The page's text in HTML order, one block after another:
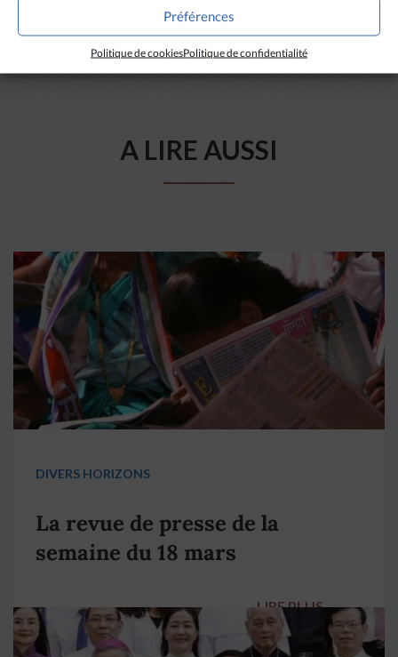
Préférences
Politique de cookiesPolitique de confidentialité
A LIRE AUSSI
DIVERS HORIZONS
La revue de presse de la
semaine du 18 mars
LIRE PLUS →